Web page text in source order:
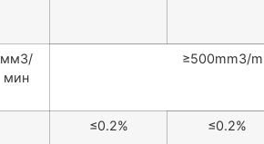
мм3/
мин
≥500mm3/
≤0.2% ≤0.2%